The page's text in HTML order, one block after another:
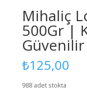
Mihaliç
500Gr |
Güvenilir
₺125,00
988 adet stokta